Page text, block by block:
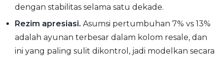
dengan stabilitas selama satu dekade.
Rezim apresiasi. Asumsi pertumbuhan 7% vs 13%
adalah ayunan terbesar dalam kolom resale, dan
ini yang paling sulit dikontrol, jadi modelkan secara